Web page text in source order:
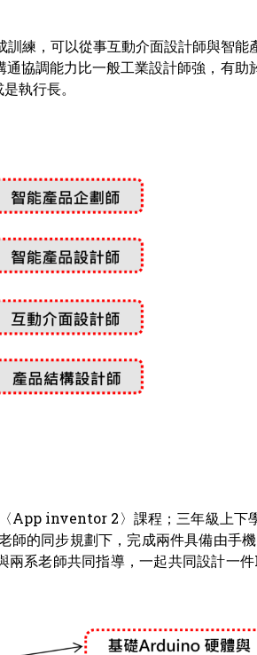
練，可以從事互動介面設計師與智能
協調能力比一般工業設計師強，有助
執行長。
App inventor 2〉課程；三年級上下
師的同步規劃下，完成兩件具備由手
兩系老師共同指導，一起共同設計一